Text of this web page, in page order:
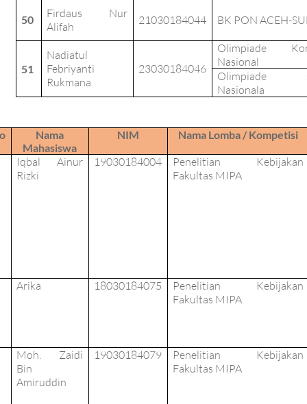
50
Firdaus Nur
Alifah
21030184044 BK PON ACEH-
51
Nadiatul
Febriyanti
Rukmana
23030184046
Olimpiade
Nasional
Olimpiade
Nasionala
Nama
Mahasiswa
NIM Nama Lomba / Kompetisi
Iqbal Ainur
Rizki
19030184004
Penelitian Kebijakan
Fakultas MIPA
Arika 18030184075
Penelitian Kebijakan
Fakultas MIPA
Moh. Zaidi
Bin
Amiruddin
19030184079
Penelitian Kebijakan
Fakultas MIPA